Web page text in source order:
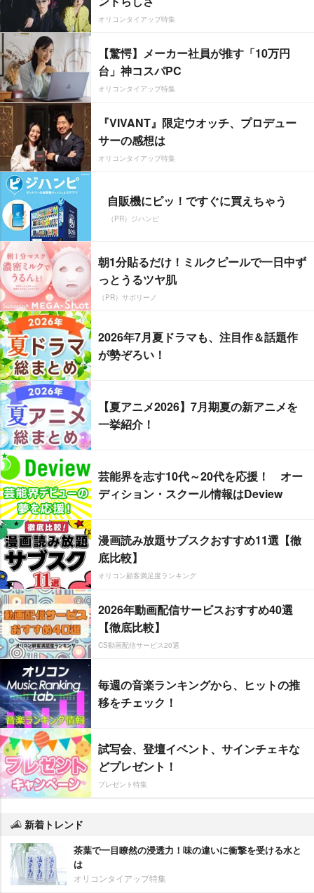
オリコンタイアップ特集
【驚愕】メーカー社員が推す「10万円
台」神コスパPC
オリコンタイアップ特集
『VIVANT』限定ウオッチ、プロデュー
サーの感想は
オリコンタイアップ特集
自販機にピッ！ですぐに買えちゃう
（PR）ジハンピ
朝1分貼るだけ！ミルクピールで一日中ず
っとうるツヤ肌
（PR）サボリーノ
2026年7月夏ドラマも、注目作＆話題作
が勢ぞろい！
【夏アニメ2026】7月期夏の新アニメを
一挙紹介！
芸能界を志す10代～20代を応援！ オー
ディション・スクール情報はDeview
漫画読み放題サブスクおすすめ11選【徹
底比較】
オリコン顧客満足度ランキング
2026年動画配信サービスおすすめ40選
【徹底比較】
CS動画配信サービス20選
毎週の音楽ランキングから、ヒットの推
移をチェック！
試写会、登壇イベント、サインチェキな
どプレゼント！
プレゼント特集
新着トレンド
茶葉で一目瞭然の浸透力！味の違いに衝撃を受ける水と
は
オリコンタイアップ特集